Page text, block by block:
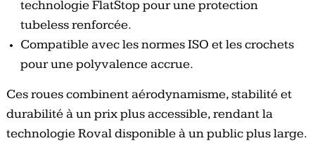
technologie FlatStop pour une protection
tubeless renforcée.
Compatible avec les normes ISO et les crochets
pour une polyvalence accrue.
Ces roues combinent aérodynamisme, stabilité et
durabilité à un prix plus accessible, rendant la
technologie Roval disponible à un public plus large.